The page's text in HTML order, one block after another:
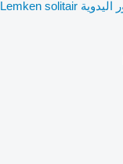
ماكينة بذر البذور اليدوية Lemken solitair